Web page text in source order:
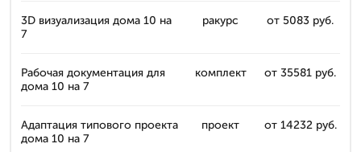
3D визуализация дома 10 на
7
ракурс от 5083 руб.
Рабочая документация для
дома 10 на 7
комплект от 35581 руб.
Адаптация типового проекта
дома 10 на 7
проект от 14232 руб.